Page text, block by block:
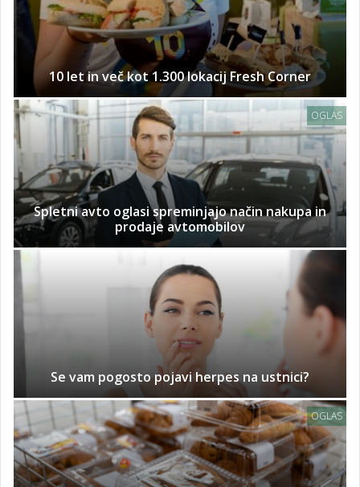
10 let in več kot 1.300 lokacij Fresh Corner
OGLAS
Spletni avto oglasi spreminjajo način nakupa in
prodaje avtomobilov
Se vam pogosto pojavi herpes na ustnici?
OGLAS